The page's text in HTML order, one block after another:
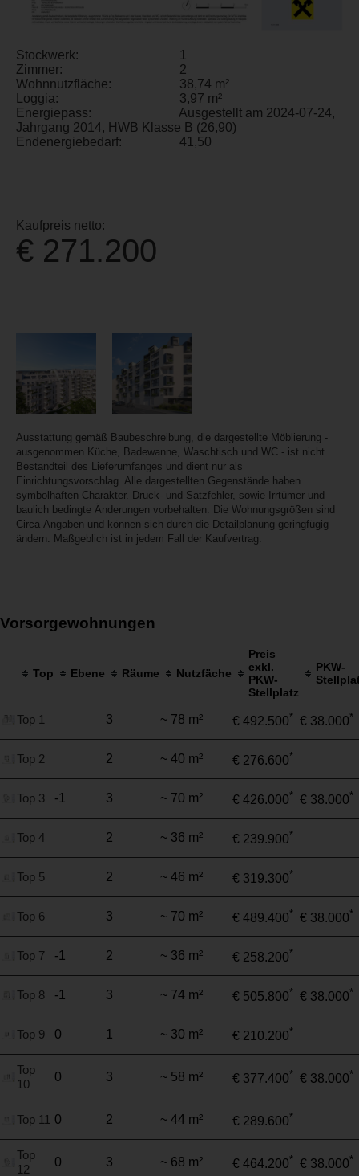
Stockwerk:
1
Zimmer:
2
Wohnnutzfläche:
38,74 m²
Loggia:
3,97 m²
Energiepass:
Ausgestellt am 2024-07-24,
Jahrgang 2014, HWB Klasse B (26,90)
Endenergiebedarf:
41,50
Kaufpreis netto:
€ 271.200
Ausstattung gemäß Baubeschreibung, die dargestellte Möblierung -
ausgenommen Küche, Badewanne, Waschtisch und WC - ist nicht
Bestandteil des Lieferumfanges und dient nur als
Einrichtungsvorschlag. Alle dargestellten Gegenstände haben
symbolhaften Charakter. Druck- und Satzfehler, sowie Irrtümer und
baulich bedingte Änderungen vorbehalten. Die Wohnungsgrößen sind
Circa-Angaben und können sich durch die Detailplanung geringfügig
ändern. Maßgeblich ist in jedem Fall der Kaufvertrag.
Vorsorgewohnungen
Top Ebene Räume Nutzfäche
Preis
exkl.
PKW-
Stellplatz
PKW-
Top 1 3 ~ 78 m² € 492.500* € 38.000*
Top 2 2 ~ 40 m² € 276.600*
Top 3 -1 3 ~ 70 m² € 426.000* € 38.000*
Top 4 2 ~ 36 m² € 239.900*
Top 5 2 ~ 46 m² € 319.300*
Top 6 3 ~ 70 m² € 489.400* € 38.000*
Top 7 -1 2 ~ 36 m² € 258.200*
Top 8 -1 3 ~ 74 m² € 505.800* € 38.000*
Top 9 0 1 ~ 30 m² € 210.200*
Top
10
0 3 ~ 58 m² € 377.400* € 38.000*
Top 11 0 2 ~ 44 m² € 289.600*
Top
12
0 3 ~ 68 m² € 464.200* € 38.000*